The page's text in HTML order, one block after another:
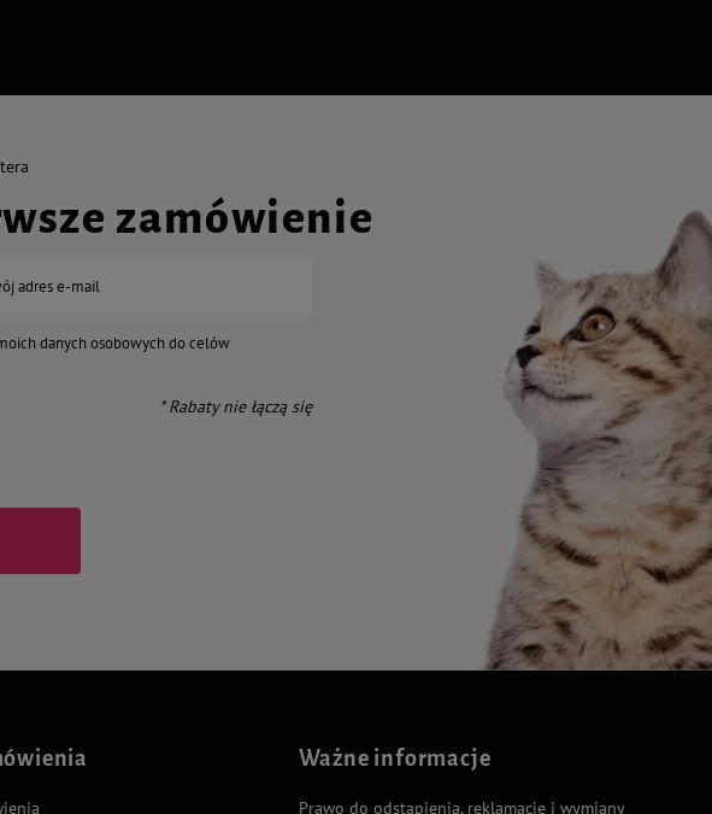
zamówienie
adres e-mail
danych osobowych do celów
* Rabaty nie łączą się
Ważne informacje
Prawo do odstąpienia, reklamacje i wymiany